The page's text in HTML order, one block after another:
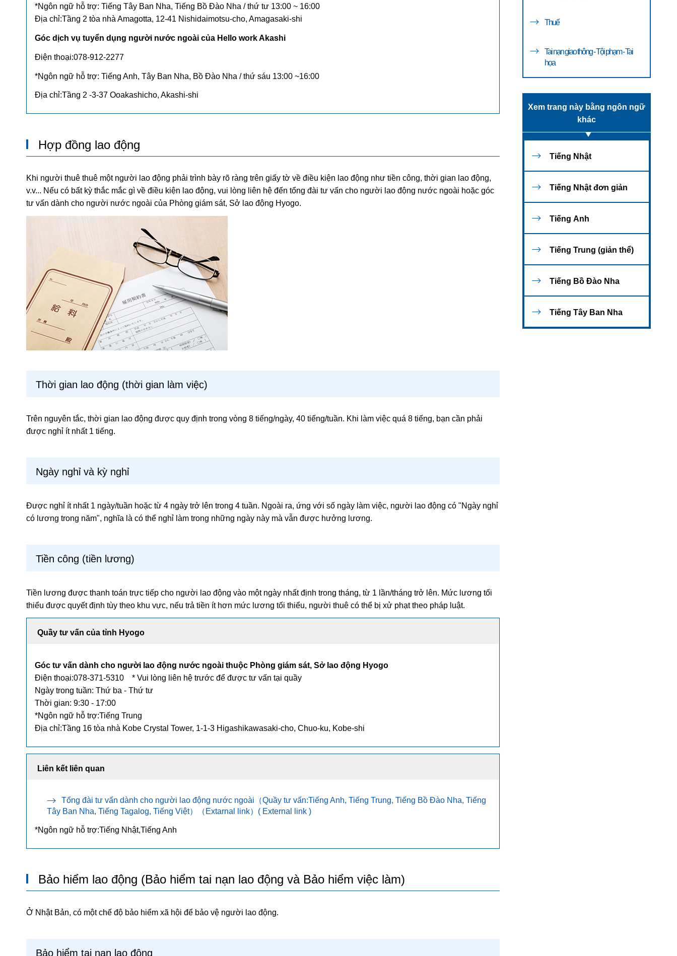
*Ngôn ngữ hỗ trợ: Tiếng Tây Ban Nha, Tiếng Bồ Đào Nha / thứ tư 13:00 ~ 16:00
Địa chỉ:Tầng 2 tòa nhà Amagotta, 12-41 Nishidaimotsu-cho, Amagasaki-shi
Góc dịch vụ tuyển dụng người nước ngoài của Hello work Akashi
Điện thoại:078-912-2277
*Ngôn ngữ hỗ trợ: Tiếng Anh, Tây Ban Nha, Bồ Đào Nha / thứ sáu 13:00 ~16:00
Địa chỉ:Tầng 2 -3-37 Ooakashicho, Akashi-shi
Hợp đồng lao động
Khi người thuê thuê một người lao động phải trình bày rõ ràng trên giấy tờ về điều kiện lao động như tiền công, thời gian lao động,
v.v... Nếu có bất kỳ thắc mắc gì về điều kiện lao động, vui lòng liên hệ đến tổng đài tư vấn cho người lao động nước ngoài hoặc góc
tư vấn dành cho người nước ngoài của Phòng giám sát, Sở lao động Hyogo.
Thời gian lao động (thời gian làm việc)
Trên nguyên tắc, thời gian lao động được quy định trong vòng 8 tiếng/ngày, 40 tiếng/tuần. Khi làm việc quá 8 tiếng, bạn cần phải
được nghỉ ít nhất 1 tiếng.
Ngày nghỉ và kỳ nghỉ
Được nghỉ ít nhất 1 ngày/tuần hoặc từ 4 ngày trở lên trong 4 tuần. Ngoài ra, ứng với số ngày làm việc, người lao động có "Ngày nghỉ
có lương trong năm", nghĩa là có thể nghỉ làm trong những ngày này mà vẫn được hưởng lương.
Tiền công (tiền lương)
Tiền lương được thanh toán trực tiếp cho người lao động vào một ngày nhất định trong tháng, từ 1 lần/tháng trở lên. Mức lương tối
thiểu được quyết định tùy theo khu vực, nếu trả tiền ít hơn mức lương tối thiểu, người thuê có thể bị xử phạt theo pháp luật.
Quầy tư vấn của tỉnh Hyogo
Góc tư vấn dành cho người lao động nước ngoài thuộc Phòng giám sát, Sở lao động Hyogo
Điện thoại:078-371-5310 * Vui lòng liên hệ trước để được tư vấn tại quầy
Ngày trong tuần: Thứ ba - Thứ tư
Thời gian: 9:30 - 17:00
*Ngôn ngữ hỗ trợ:Tiếng Trung
Địa chỉ:Tầng 16 tòa nhà Kobe Crystal Tower, 1-1-3 Higashikawasaki-cho, Chuo-ku, Kobe-shi
Liên kết liên quan
Tổng đài tư vấn dành cho người lao động nước ngoài（Quầy tư vấn:Tiếng Anh, Tiếng Trung, Tiếng Bồ Đào Nha, Tiếng
Tây Ban Nha, Tiếng Tagalog, Tiếng Việt）（Extarnal link）( External link )
*Ngôn ngữ hỗ trợ:Tiếng Nhật,Tiếng Anh
Bảo hiểm lao động (Bảo hiểm tai nạn lao động và Bảo hiểm việc làm)
Ở Nhật Bản, có một chế độ bảo hiểm xã hội để bảo vệ người lao động.
Bảo hiểm tai nạn lao động
Thuế
Tai nạn giao thông - Tội phạm - Tai
họa
Xem trang này bằng ngôn ngữ
khác
Tiếng Nhật
Tiếng Nhật đơn giản
Tiếng Anh
Tiếng Trung (giản thể)
Tiếng Bồ Đào Nha
Tiếng Tây Ban Nha